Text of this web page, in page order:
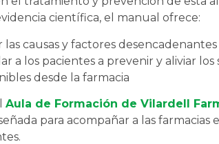
científica, el manual ofrece:
causas y factores
a los pacientes a prevenir y aliviar los
desde la farmacia
Aula de Formación de Vilardell
para acompañar a las farmacias